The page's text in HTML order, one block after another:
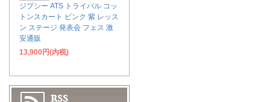
ジプシー ATS トライバル コッ
トンスカート ピンク 紫 レッス
ン ステージ 発表会 フェス 激
安通販
13,900円(内税)